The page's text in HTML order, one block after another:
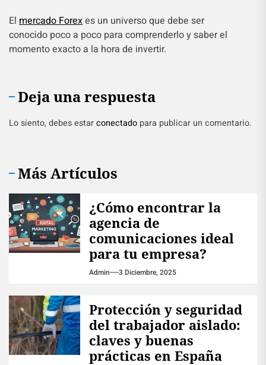
El mercado Forexes un universo que debe ser
conocido poco a poco para comprenderlo y saber el
momento exacto a la hora de invertir.
Deja una respuesta
Lo siento, debes estarconectado para publicar un comentario.
Más Artículos
¿Cómo encontrar la
agencia de
comunicaciones ideal
para tu empresa?
Admin 3 Diciembre, 2025
Protección y seguridad
del trabajador aislado:
claves y buenas
prácticas en España